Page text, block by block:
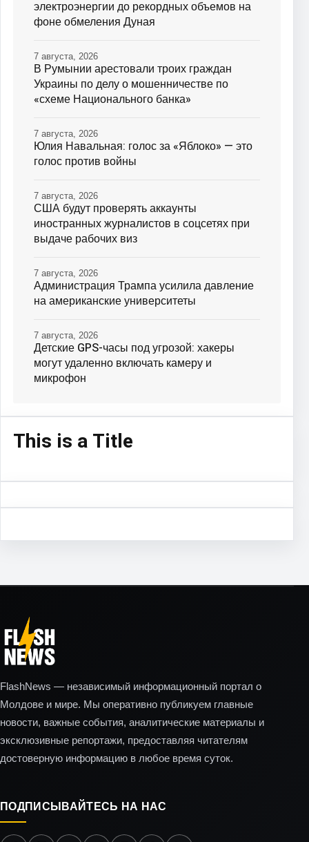
электроэнергии до рекордных объемов на
фоне обмеления Дуная
В Румынии арестовали троих граждан
Украины по делу о мошенничестве по
«схеме Национального банка»
7 августа, 2026
Юлия Навальная: голос за «Яблоко» — это
голос против войны
7 августа, 2026
США будут проверять аккаунты
иностранных журналистов в соцсетях при
выдаче рабочих виз
7 августа, 2026
Администрация Трампа усилила давление
на американские университеты
7 августа, 2026
Детские GPS-часы под угрозой: хакеры
могут удаленно включать камеру и
микрофон
7 августа, 2026
This is a Title
FlashNews — независимый информационный портал о
Молдове и мире. Мы оперативно публикуем главные
новости, важные события, аналитические материалы и
эксклюзивные репортажи, предоставляя читателям
достоверную информацию в любое время суток.
ПОДПИСЫВАЙТЕСЬ НА НАС